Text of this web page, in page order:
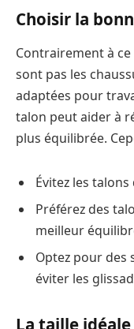
Choisir la
Contrairement à ce
sont pas les
adaptées pour
talon peut aider à
plus équilibrée.
Évitez les
Préférez des
meilleur
Optez pour des
éviter les
La taille